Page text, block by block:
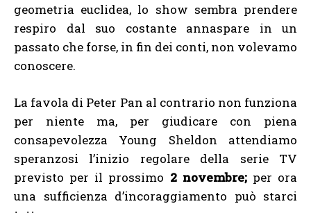
geometria euclidea, lo show sembra prendere
respiro dal suo costante annaspare in un
passato che forse, in fin dei conti, non volevamo
conoscere.
La favola di Peter Pan al contrario non funziona
per niente ma, per giudicare con piena
consapevolezza Young Sheldon attendiamo
speranzosi l’inizio regolare della serie TV
previsto per il prossimo 2 novembre; per ora
una sufficienza d’incoraggiamento può starci